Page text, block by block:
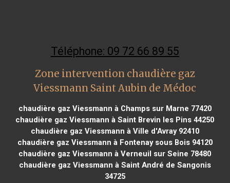
Téléphone: 09 72 66 89 55
Zone intervention chaudière gaz
Viessmann Saint Aubin de Médoc
chaudière gaz Viessmann à Champs sur Marne 77420
chaudière gaz Viessmann à Saint Brevin les Pins 44250
chaudière gaz Viessmann à Ville d'Avray 92410
chaudière gaz Viessmann à Fontenay sous Bois 94120
chaudière gaz Viessmann à Verneuil sur Seine 78480
chaudière gaz Viessmann à Saint André de Sangonis
34725